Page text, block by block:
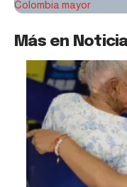
Colombia mayor
Más en